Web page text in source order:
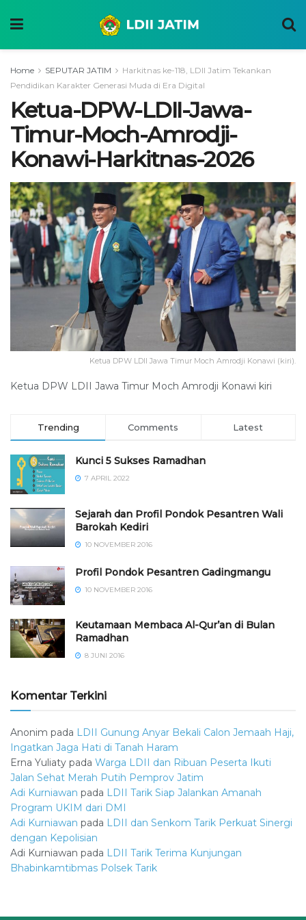
Home SEPUTAR JATIM
Harkitnas ke-118, LDII Jatim Tekankan
Pendidikan Karakter Generasi Muda di Era Digital
Ketua-DPW-LDII-Jawa-
Timur-Moch-Amrodji-
Konawi-Harkitnas-2026
Ketua DPW LDII Jawa Timur Moch Amrodji Konawi (kiri).
Ketua DPW LDII Jawa Timur Moch Amrodji Konawi kiri
Trending Comments Latest
Kunci 5 Sukses Ramadhan
7 APRIL 2022
Sejarah dan Profil Pondok Pesantren Wali
Barokah Kediri
10 NOVEMBER 2016
⁠⁠⁠Profil Pondok Pesantren Gadingmangu
10 NOVEMBER 2016
Keutamaan Membaca Al-Qur’an di Bulan
Ramadhan
8 JUNI 2016
Komentar Terkini
Anonim pada LDII Gunung Anyar Bekali Calon Jemaah Haji,
Ingatkan Jaga Hati di Tanah Haram
Erna Yuliaty pada Warga LDII dan Ribuan Peserta Ikuti
Jalan Sehat Merah Putih Pemprov Jatim
Adi Kurniawan pada LDII Tarik Siap Jalankan Amanah
Program UKIM dari DMI
Adi Kurniawan pada LDII dan Senkom Tarik Perkuat Sinergi
dengan Kepolisian
Adi Kurniawan pada LDII Tarik Terima Kunjungan
Bhabinkamtibmas Polsek Tarik